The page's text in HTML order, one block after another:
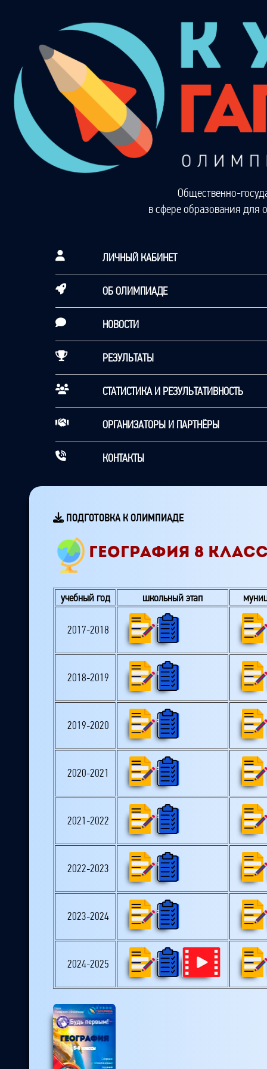
Общественно-
в сфере образования для
ЛИЧНЫЙ КАБИНЕТ
ОБ ОЛИМПИАДЕ
НОВОСТИ
РЕЗУЛЬТАТЫ
СТАТИСТИКА И РЕЗУЛЬТАТИВНОСТЬ
ОРГАНИЗАТОРЫ И ПАРТНЁРЫ
КОНТАКТЫ
ПОДГОТОВКА К ОЛИМПИАДЕ
ГЕОГРАФИЯ 8
учебный год школьный этап
2017-2018
2018-2019
2019-2020
2020-2021
2021-2022
2022-2023
2023-2024
2024-2025